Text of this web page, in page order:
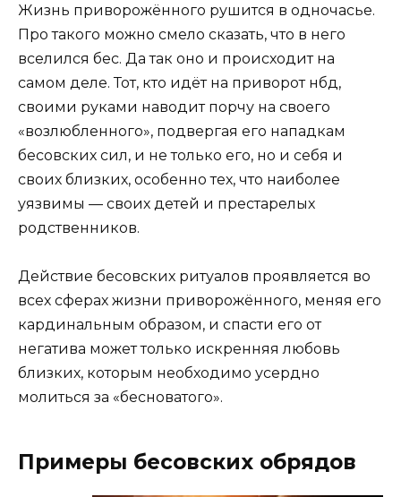
Жизнь приворожённого рушится в одночасье.
Про такого можно смело сказать, что в него
вселился бес. Да так оно и происходит на
самом деле. Тот, кто идёт на приворот нбд,
своими руками наводит порчу на своего
«возлюбленного», подвергая его нападкам
бесовских сил, и не только его, но и себя и
своих близких, особенно тех, что наиболее
уязвимы — своих детей и престарелых
родственников.
Действие бесовских ритуалов проявляется во
всех сферах жизни приворожённого, меняя его
кардинальным образом, и спасти его от
негатива может только искренняя любовь
близких, которым необходимо усердно
молиться за «бесноватого».
Примеры бесовских обрядов